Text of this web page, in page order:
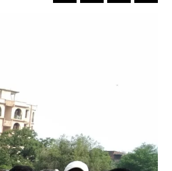
को कुचला, मौके पर हुई मौत